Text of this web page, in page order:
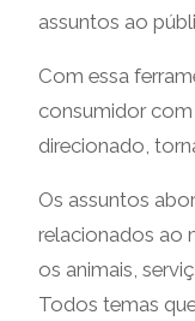
assuntos ao
Com essa
consumidor
direcionado,
Os assuntos
relacionados ao
os animais,
Todos temas